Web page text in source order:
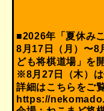
■2026年「夏休み
8月17日（月）〜8
ども将棋道場」を
※8月27日（木）は
詳細はこちらをご
https://